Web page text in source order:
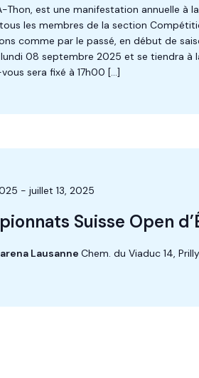
Thon, est une manifestation annuelle à
les membres de la section
comme par le passé, en début de
08 septembre 2025 et se tiendra à
sera fixé à 17h00 […]
-juillet 13, 2025
Suisse Open
LausanneChem. du Viaduc 14, Prilly